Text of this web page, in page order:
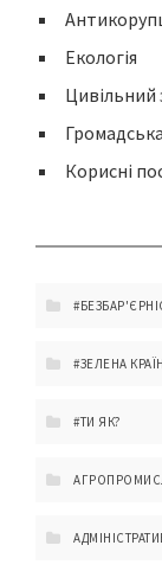
Екологія
Цивільний
Корисні
#ЗЕЛЕНА
#ТИ ЯК?